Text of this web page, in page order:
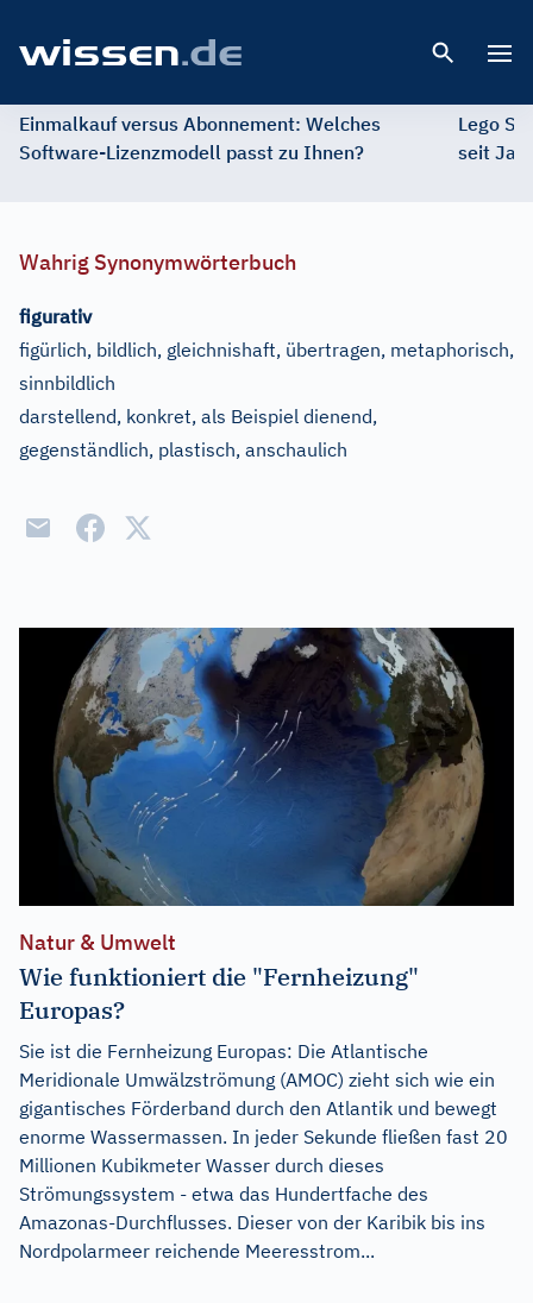
Einmalkauf versus Abonnement: Welches
Software-Lizenzmodell passt zu Ihnen?
Lego
seit
Wahrig Synonymwörterbuch
figurativ
figürlich, bildlich, gleichnishaft, übertragen, metaphorisch,
sinnbildlich
darstellend, konkret, als Beispiel dienend,
gegenständlich, plastisch, anschaulich
Natur & Umwelt
Wie funktioniert die "Fernheizung"
Europas?
Sie ist die Fernheizung Europas: Die Atlantische
Meridionale Umwälzströmung (AMOC) zieht sich wie ein
gigantisches Förderband durch den Atlantik und bewegt
enorme Wassermassen. In jeder Sekunde fließen fast 20
Millionen Kubikmeter Wasser durch dieses
Strömungssystem - etwa das Hundertfache des
Amazonas-Durchflusses. Dieser von der Karibik bis ins
Nordpolarmeer reichende Meeresstrom...